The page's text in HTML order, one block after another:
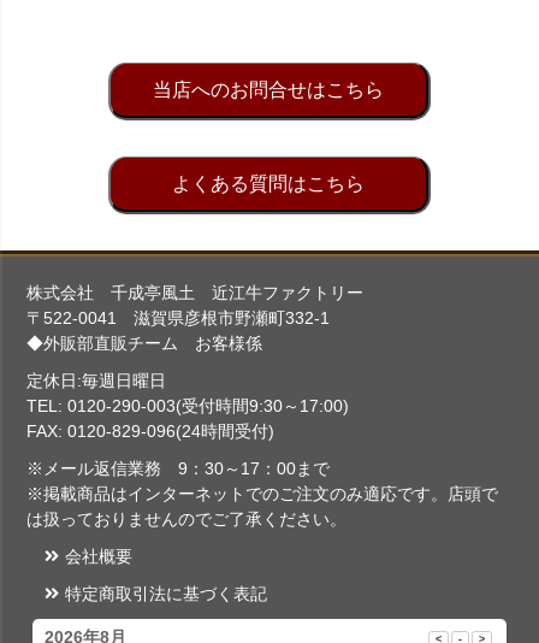
当店へのお問合せはこちら
よくある質問はこちら
株式会社 千成亭風土 近江牛ファクトリー
〒522-0041 滋賀県彦根市野瀬町332-1
◆外販部直販チーム お客様係
定休日:毎週日曜日
TEL: 0120-290-003(受付時間9:30～17:00)
FAX: 0120-829-096(24時間受付)
※メール返信業務 9：30～17：00まで
※掲載商品はインターネットでのご注文のみ適応です。店頭で
は扱っておりませんのでご了承ください。
会社概要
特定商取引法に基づく表記
2026年8月